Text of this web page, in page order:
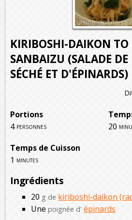
KIRIBOSHI-DAIKON TO
SANBAIZU (SALADE
SÉCHÉ ET D'ÉPINARDS)
Portions
4 personnes 20
Temps de Cuisson
1 minutes
Ingrédients
20 g de kiriboshi-daikon
Une poignée d' épinards